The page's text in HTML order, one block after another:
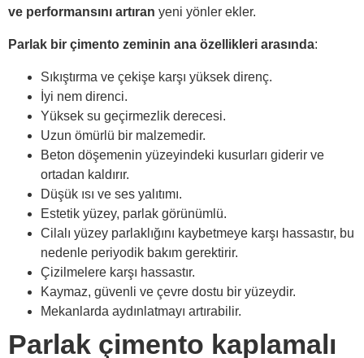
ve performansını artıran yeni yönler ekler.
Parlak bir çimento zeminin ana özellikleri arasında:
Sıkıştırma ve çekişe karşı yüksek direnç.
İyi nem direnci.
Yüksek su geçirmezlik derecesi.
Uzun ömürlü bir malzemedir.
Beton döşemenin yüzeyindeki kusurları giderir ve
ortadan kaldırır.
Düşük ısı ve ses yalıtımı.
Estetik yüzey, parlak görünümlü.
Cilalı yüzey parlaklığını kaybetmeye karşı hassastır, bu
nedenle periyodik bakım gerektirir.
Çizilmelere karşı hassastır.
Kaymaz, güvenli ve çevre dostu bir yüzeydir.
Mekanlarda aydınlatmayı artırabilir.
Parlak çimento kaplamalı